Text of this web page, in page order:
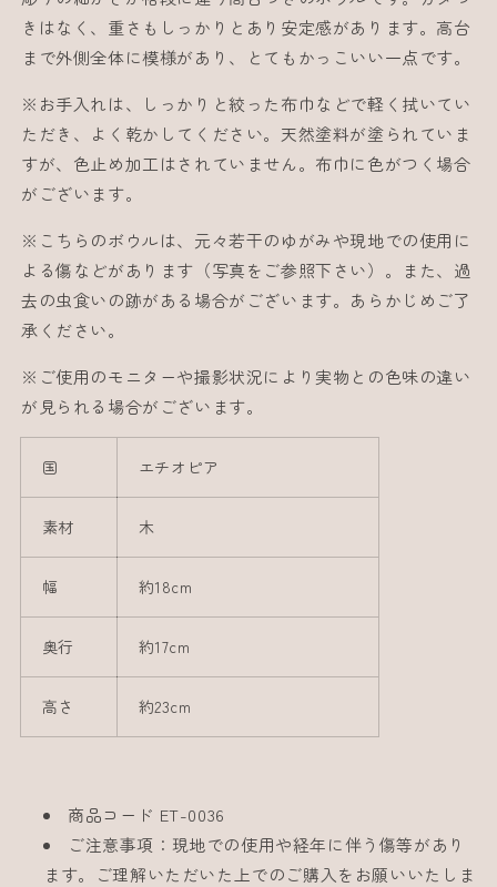
きはなく、重さもしっかりとあり安定感があります。高台
まで外側全体に模様があり、とてもかっこいい一点です。
※お手入れは、しっかりと絞った布巾などで軽く拭いてい
ただき、よく乾かしてください。天然塗料が塗られていま
すが、色止め加工はされていません。布巾に色がつく場合
がございます。
※こちらのボウルは、元々若干のゆがみや現地での使用に
よる傷などがあります（写真をご参照下さい）。また、過
去の虫食いの跡がある場合がございます。あらかじめご了
承ください。
※ご使用のモニターや撮影状況により実物との色味の違い
が見られる場合がございます。
国 エチオピア
素材 木
幅 約18cm
奥行 約17cm
高さ 約23cm
商品コード ET-0036
ご注意事項：現地での使用や経年に伴う傷等があり
ます。ご理解いただいた上でのご購入をお願いいたしま